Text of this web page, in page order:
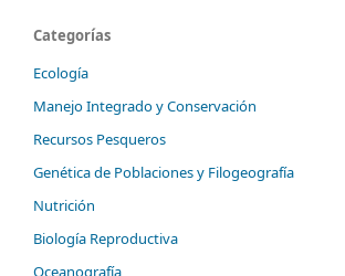
Categorías
Ecología
Manejo Integrado y Conservación
Recursos Pesqueros
Genética de Poblaciones y Filogeografía
Nutrición
Biología Reproductiva
Oceanografía